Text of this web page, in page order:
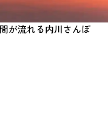
生け簀が育む海の幸